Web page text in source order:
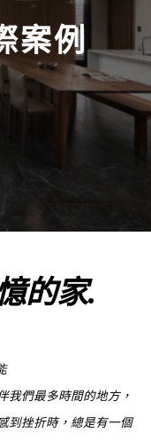
案例
的家.
我們最多時間的地方，
到挫折時，總是有一個